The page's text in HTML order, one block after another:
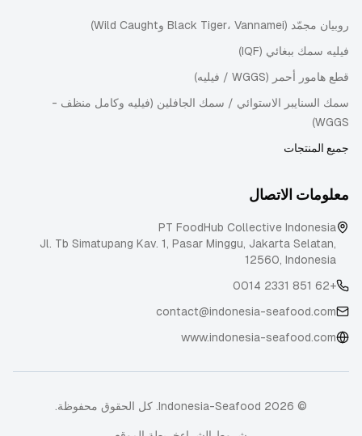
روبيان مجمّد (Black Tiger، Vannamei وWild Caught)
فيليه سمك ببغائي (IQF)
قطع هامور أحمر (WGGS / فيليه)
سمك السنايبر الاستوائي / سمك الجافلين (فيليه وكامل منظف -
WGGS)
جميع المنتجات
معلومات الاتصال
PT FoodHub Collective Indonesia
Jl. Tb Simatupang Kav. 1, Pasar Minggu, Jakarta Selatan,
12560, Indonesia
+62 851 2331 0014
contact@indonesia-seafood.com
www.indonesia-seafood.com
© 2026 Indonesia-Seafood. كل الحقوق محفوظة.